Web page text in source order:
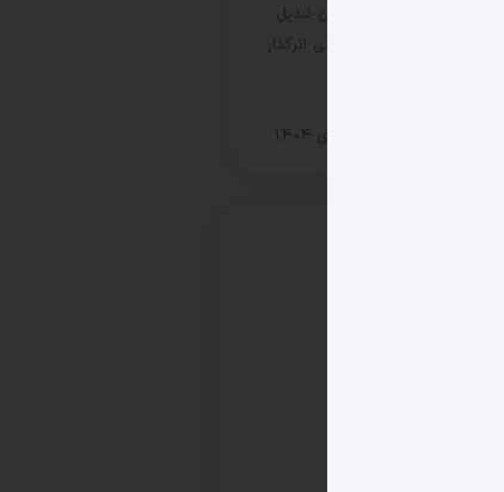
چارچوب‌های مشخص، امکان تبدیل
شدن به یک محصول فرهنگی اثرگذار